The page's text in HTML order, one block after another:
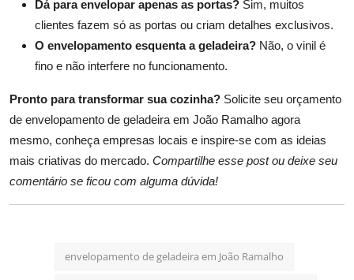
Dá para envelopar apenas as portas? Sim, muitos
clientes fazem só as portas ou criam detalhes exclusivos.
O envelopamento esquenta a geladeira? Não, o vinil é
fino e não interfere no funcionamento.
Pronto para transformar sua cozinha? Solicite seu orçamento
de envelopamento de geladeira em João Ramalho agora
mesmo, conheça empresas locais e inspire-se com as ideias
mais criativas do mercado. Compartilhe esse post ou deixe seu
comentário se ficou com alguma dúvida!
envelopamento de geladeira em João Ramalho